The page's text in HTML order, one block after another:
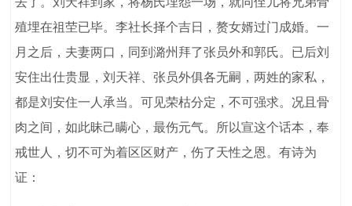
殖埋在祖茔已毕。李社长择个吉日，赘女婿过门成婚。一
月之后，夫妻两口，同到潞州拜了张员外和郭氏。已后刘
安住出仕贵显，刘天祥、张员外俱各无嗣，两姓的家私，
都是刘安住一人承当。可见荣枯分定，不可强求。况且骨
肉之间，如此昧己瞒心，最伤元气。所以宣这个话本，奉
戒世人，切不可为着区区财产，伤了天性之恩。有诗为
证：